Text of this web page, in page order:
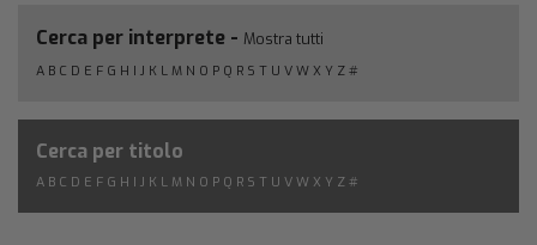
Cerca per interprete - Mostra tutti
A B C D E F G H I J K L M N O P Q R S T U V W X Y Z #
Cerca per titolo
A B C D E F G H I J K L M N O P Q R S T U V W X Y Z #